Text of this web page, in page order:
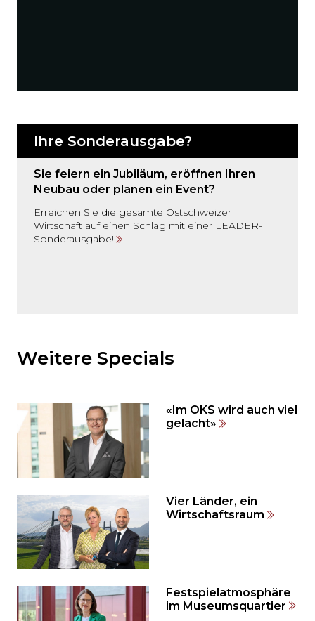
Ihre Sonderausgabe?
Sie feiern ein Jubiläum, eröffnen Ihren
Neubau oder planen ein Event?
Erreichen Sie die gesamte Ostschweizer
Wirtschaft auf einen Schlag mit einer LEADER-
Sonderausgabe!
den
Inhalt
auslassen
und
direkt
springen?
Weitere Specials
«Im OKS wird auch viel
gelacht»
Vier Länder, ein
Wirtschaftsraum
Festspielatmosphäre
im Museumsquartier